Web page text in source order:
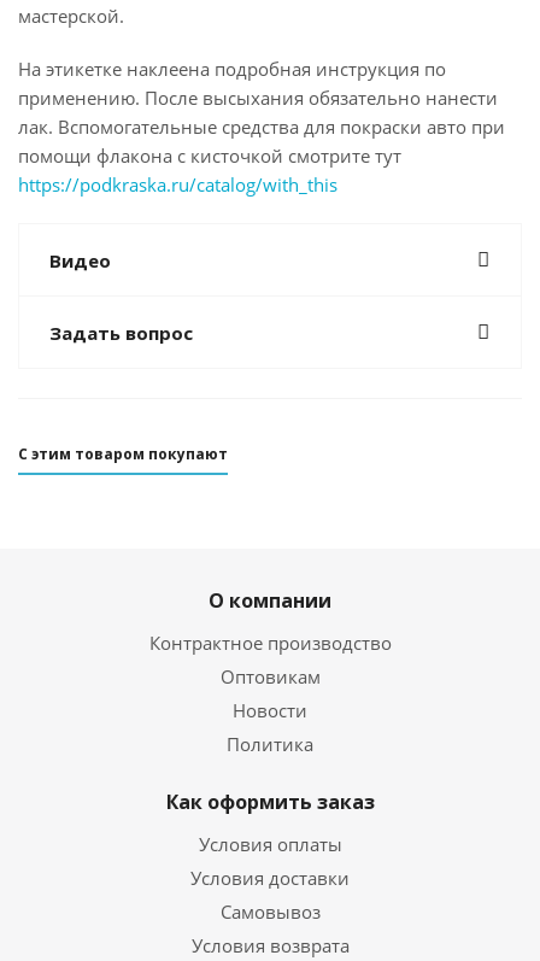
мастерской.
На этикетке наклеена подробная инструкция по
применению. После высыхания обязательно нанести
лак. Вспомогательные средства для покраски авто при
помощи флакона с кисточкой смотрите тут
https://podkraska.ru/catalog/with_this
Видео
Задать вопрос
С этим товаром покупают
О компании
Контрактное производство
Оптовикам
Новости
Политика
Как оформить заказ
Условия оплаты
Условия доставки
Самовывоз
Условия возврата